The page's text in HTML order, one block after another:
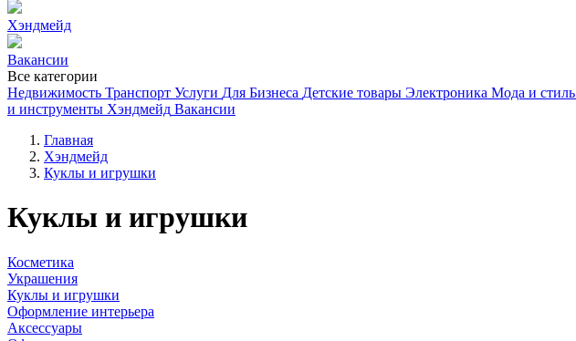
Хэндмейд
Вакансии
Все категории
Недвижимость Транспорт Услуги Для Бизнеса Детские товары Электроника Мода и стиль
и инструменты Хэндмейд Вакансии
Главная
Хэндмейд
Куклы и игрушки
Куклы и игрушки
Косметика
Украшения
Куклы и игрушки
Оформление интерьера
Аксессуары